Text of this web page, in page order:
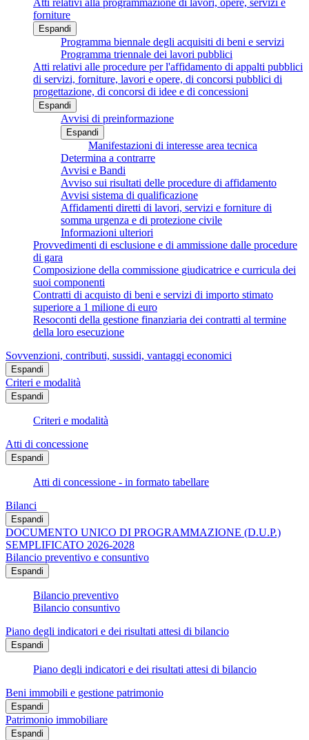
Atti relativi alla programmazione di lavori, opere, servizi e
forniture
Espandi
Programma biennale degli acquisiti di beni e servizi
Programma triennale dei lavori pubblici
Atti relativi alle procedure per l'affidamento di appalti pubblici
di servizi, forniture, lavori e opere, di concorsi pubblici di
progettazione, di concorsi di idee e di concessioni
Espandi
Avvisi di preinformazione
Espandi
Manifestazioni di interesse area tecnica
Determina a contrarre
Avvisi e Bandi
Avviso sui risultati delle procedure di affidamento
Avvisi sistema di qualificazione
Affidamenti diretti di lavori, servizi e forniture di
somma urgenza e di protezione civile
Informazioni ulteriori
Provvedimenti di esclusione e di ammissione dalle procedure
di gara
Composizione della commissione giudicatrice e curricula dei
suoi componenti
Contratti di acquisto di beni e servizi di importo stimato
superiore a 1 milione di euro
Resoconti della gestione finanziaria dei contratti al termine
della loro esecuzione
Sovvenzioni, contributi, sussidi, vantaggi economici
Espandi
Criteri e modalità
Espandi
Criteri e modalità
Atti di concessione
Espandi
Atti di concessione - in formato tabellare
Bilanci
Espandi
DOCUMENTO UNICO DI PROGRAMMAZIONE (D.U.P.)
SEMPLIFICATO 2026-2028
Bilancio preventivo e consuntivo
Espandi
Bilancio preventivo
Bilancio consuntivo
Piano degli indicatori e dei risultati attesi di bilancio
Espandi
Piano degli indicatori e dei risultati attesi di bilancio
Beni immobili e gestione patrimonio
Espandi
Patrimonio immobiliare
Espandi